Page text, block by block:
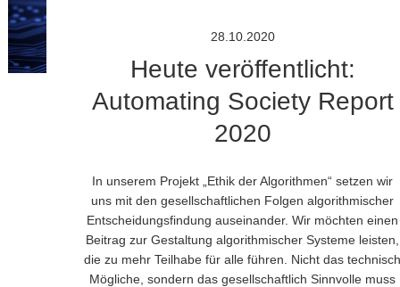
28.10.2020
Heute veröffentlicht:
Automating Society Report
2020
In unserem Projekt „Ethik der Algorithmen“ setzen wir
uns mit den gesellschaftlichen Folgen algorithmischer
Entscheidungsfindung auseinander. Wir möchten einen
Beitrag zur Gestaltung algorithmischer Systeme leisten,
die zu mehr Teilhabe für alle führen. Nicht das technisch
Mögliche, sondern das gesellschaftlich Sinnvolle muss